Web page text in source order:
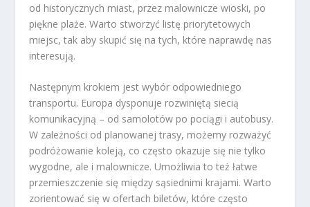
od historycznych miast, przez malownicze wioski, po
piękne plaże. Warto stworzyć listę priorytetowych
miejsc, tak aby skupić się na tych, które naprawdę nas
interesują.
Następnym krokiem jest wybór odpowiedniego
transportu. Europa dysponuje rozwiniętą siecią
komunikacyjną – od samolotów po pociągi i autobusy.
W zależności od planowanej trasy, możemy rozważyć
podróżowanie koleją, co często okazuje się nie tylko
wygodne, ale i malownicze. Umożliwia to też łatwe
przemieszczenie się między sąsiednimi krajami. Warto
zorientować się w ofertach biletów, które często